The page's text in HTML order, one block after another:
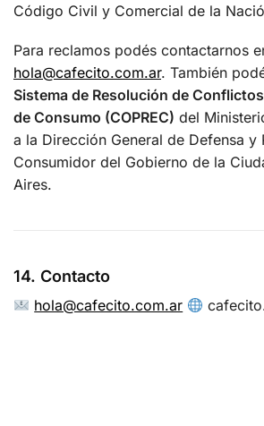
Código Civil y Comercial de la
Para reclamos podés contactarnos
hola@cafecito.com.ar. También
Sistema de Resolución de
de Consumo (COPREC) del
a la Dirección General de Defensa y
Consumidor del Gobierno de la
Aires.
14. Contacto
hola@cafecito.com.ar